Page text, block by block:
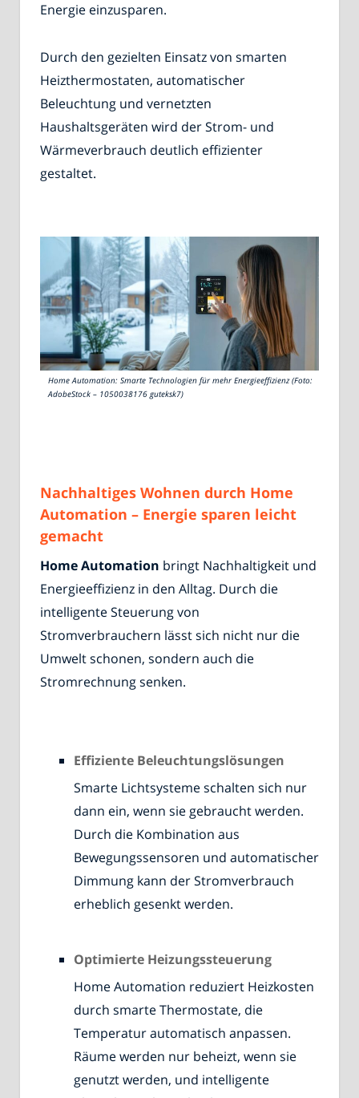
Energie einzusparen.
Durch den gezielten Einsatz von smarten
Heizthermostaten, automatischer
Beleuchtung und vernetzten
Haushaltsgeräten wird der Strom- und
Wärmeverbrauch deutlich effizienter
gestaltet.
Home Automation: Smarte Technologien für mehr Energieeffizienz (Foto:
AdobeStock – 1050038176 guteksk7)
Nachhaltiges Wohnen durch Home
Automation – Energie sparen leicht
gemacht
Home Automation bringt Nachhaltigkeit und
Energieeffizienz in den Alltag. Durch die
intelligente Steuerung von
Stromverbrauchern lässt sich nicht nur die
Umwelt schonen, sondern auch die
Stromrechnung senken.
Effiziente Beleuchtungslösungen
Smarte Lichtsysteme schalten sich nur
dann ein, wenn sie gebraucht werden.
Durch die Kombination aus
Bewegungssensoren und automatischer
Dimmung kann der Stromverbrauch
erheblich gesenkt werden.
Optimierte Heizungssteuerung
Home Automation reduziert Heizkosten
durch smarte Thermostate, die
Temperatur automatisch anpassen.
Räume werden nur beheizt, wenn sie
genutzt werden, und intelligente